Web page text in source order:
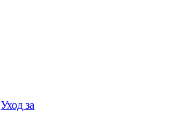
Уход за